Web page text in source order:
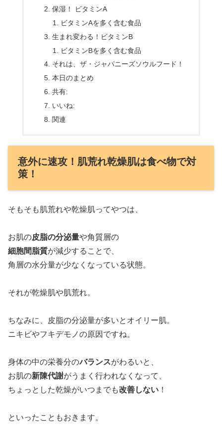
保湿！ ビタミンA
ビタミンAを多く含む食品
生まれ変わる！ビタミンB
ビタミンBを多く含む食品
それは、ザ・ジャパニーズソウルフード！
本日のまとめ
共有:
いいね:
関連
意外に速攻！肌荒れ乾燥肌は食べ物で対
策！
そもそも肌荒れや乾燥肌ってやつは、
お肌の皮脂の分泌量や角質層の
細胞間脂質が減少することで、
角層の水分量が少なくなっている状態。
それが乾燥肌や肌荒れ。
ちなみに、皮脂の分泌量が多いとオイリー肌。
ニキビやフキデモノの原因ですね。
身体の中の栄養分のバランスがわるいと、
お肌の新陳代謝がうまく行われなくなって、
ちょっとした乾燥がいつまでも改善しない ！
といったこともおきます。